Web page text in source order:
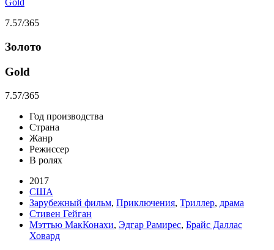
Gold
7.57/365
Золото
Gold
7.57/365
Год производства
Страна
Жанр
Режиссер
В ролях
2017
США
Зарубежный фильм, Приключения, Триллер, драма
Стивен Гейган
Мэттью МакКонахи, Эдгар Рамирес, Брайс Даллас
Ховард